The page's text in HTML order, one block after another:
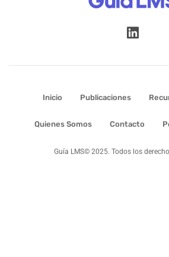
Inicio Publicaciones
Quienes Somos Contacto
Guía LMS© 2025. Todos los